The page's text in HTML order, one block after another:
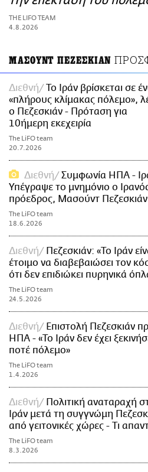
ΑΜΠΑ
PRINT
THE LIFO TEAM
4.8.2026
ΜΑΣΟΥΝΤ ΠΕΖΕΣΚΙΑΝ
Διεθνή
Το Ιράν βρίσκεται σε
«πλήρους κλίμακας πόλεμο»,
ο Πεζεσκιάν - Πρόταση για
10ήμερη εκεχειρία
The LiFO team
20.7.2026
Διεθνή
Συμφωνία ΗΠΑ -
Υπέγραψε το μνημόνιο ο
πρόεδρος, Μασούντ Πεζεσκιάν
The LiFO team
18.6.2026
Διεθνή
Πεζεσκιάν: «Το Ιράν
έτοιμο να διαβεβαιώσει τον
ότι δεν επιδιώκει πυρηνικά
The LiFO team
24.5.2026
Διεθνή
Επιστολή Πεζεσκιάν
ΗΠΑ - «Το Ιράν δεν έχει
ποτέ πόλεμο»
The LiFO team
1.4.2026
Διεθνή
Πολιτική αναταραχή
Ιράν μετά τη συγγνώμη
από γειτονικές χώρες - Τι
The LiFO team
8.3.2026